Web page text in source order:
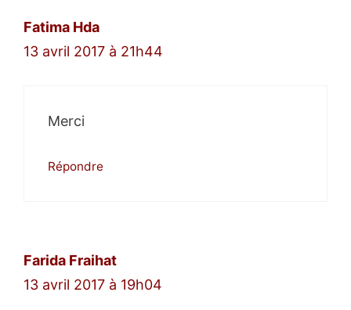
Fatima Hda
13 avril 2017 à 21h44
Merci
Répondre
Farida Fraihat
13 avril 2017 à 19h04